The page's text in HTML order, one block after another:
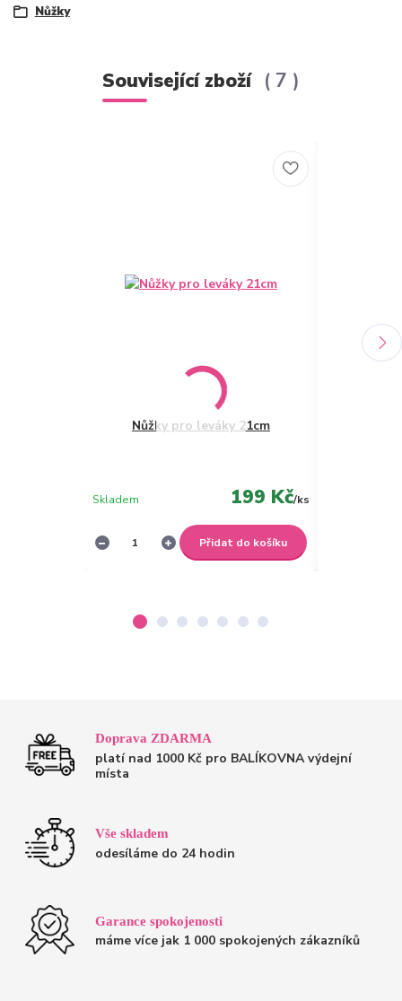
Nůžky
Související zboží 7
Nůžky pro leváky 21cm
199 Kč/ks
Skladem
Přidat do košíku
Doprava ZDARMA
platí nad 1000 Kč pro BALÍKOVNA výdejní
místa
Vše skladem
odesíláme do 24 hodin
Garance spokojenosti
máme více jak 1 000 spokojených zákazníků